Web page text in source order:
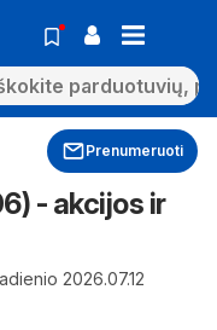
Prenumeruoti
- akcijos ir
2026.07.12